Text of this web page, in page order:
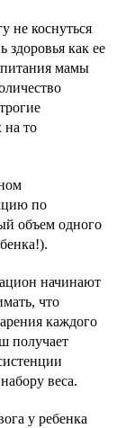
не коснуться
здоровья как ее
мамы
на то
по
объем одного
начинают
что
каждого
получает
веса.
у ребенка